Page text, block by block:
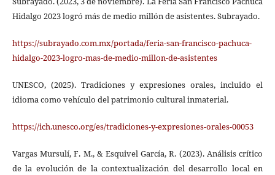
Hidalgo 2023 logró más de medio millón de asistentes. Subrayado.
https://subrayado.com.mx/portada/feria-san-francisco-pachuca-
hidalgo-2023-logro-mas-de-medio-millon-de-asistentes
UNESCO, (2025). Tradiciones y expresiones orales, incluido el
idioma como vehículo del patrimonio cultural inmaterial.
https://ich.unesco.org/es/tradiciones-y-expresiones-orales-00053
Vargas Mursulí, F. M., & Esquivel García, R. (2023). Análisis crítico
de la evolución de la contextualización del desarrollo local en